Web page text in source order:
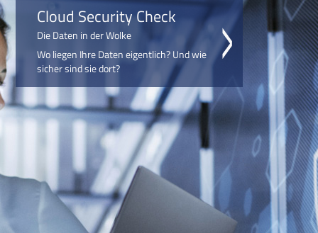
Cloud Security Check
Die Daten in der Wolke
Wo liegen Ihre Daten eigentlich? Und wie
sicher sind sie dort?